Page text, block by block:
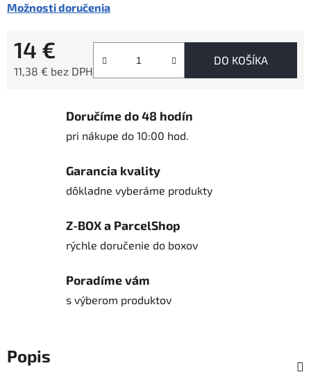
Možnosti doručenia
14 €
11,38 € bez DPH
DO KOŠÍKA
Doručíme do 48 hodín
pri nákupe do 10:00 hod.
Garancia kvality
dôkladne vyberáme produkty
Z-BOX a ParcelShop
rýchle doručenie do boxov
Poradíme vám
s výberom produktov
Popis